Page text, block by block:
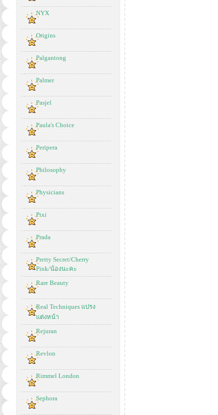
NYX
Origins
Palgantong
Palmer
Pasjel
Paula's Choice
Peripera
Philosophy
Physicians
Pixi
Prada
Pretty Secret/Cherry
Pink/น้องนะคะ
Rare Beauty
Real Techniques แปรง
แต่งหน้า
Rejuran
Revlon
Rimmel London
Sephora